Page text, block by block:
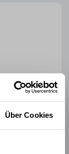
Über Cookies